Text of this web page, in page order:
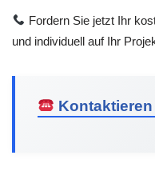
Fordern Sie jetzt Ihr
und individuell auf Ihr